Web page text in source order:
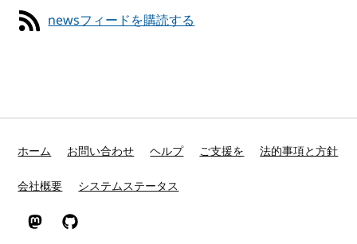
newsフィードを購読する
ホーム お問い合わせ ヘルプ ご支援を 法的事項と方針
会社概要 システムステータス
MastodonGitHub